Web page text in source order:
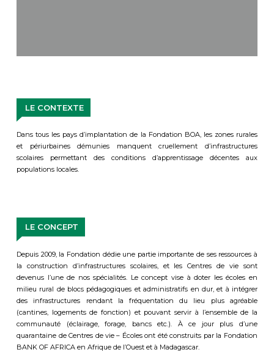
LE CONTEXTE
Dans tous les pays d’implantation de la Fondation BOA, les zones rurales
et périurbaines démunies manquent cruellement d’infrastructures
scolaires permettant des conditions d’apprentissage décentes aux
populations locales.
LE CONCEPT
Depuis 2009, la Fondation dédie une partie importante de ses ressources à
la construction d’infrastructures scolaires, et les Centres de vie sont
devenus l’une de nos spécialités. Le concept vise à doter les écoles en
milieu rural de blocs pédagogiques et administratifs en dur, et à intégrer
des infrastructures rendant la fréquentation du lieu plus agréable
(cantines, logements de fonction) et pouvant servir à l’ensemble de la
communauté (éclairage, forage, bancs etc.). À ce jour plus d’une
quarantaine de Centres de vie – Écoles ont été construits par la Fondation
BANK OF AFRICA en Afrique de l’Ouest et à Madagascar.